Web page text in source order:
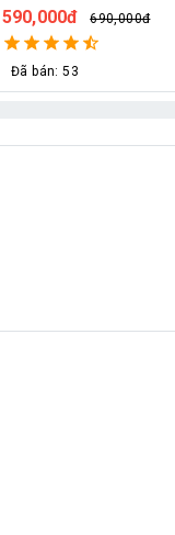
béc)
690,000đ 829,000đ
Đã bán: 24